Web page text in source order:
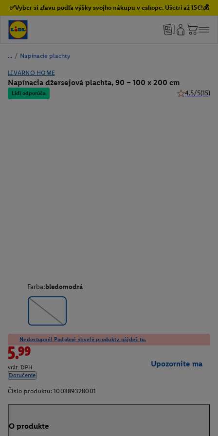
✅Vyber si zľavu podľa výšky svojho nákupu v eshope. Ušetri až 15€!💰
/ Napínacie plachty
LIVARNO HOME
Napínacia džersejová plachta, 90 – 100 x 200 cm
Lidl odporúča 4.5/5(15)
Farba:bledomodrá
Nedostupné! Podobné skvelé produkty nájdeš tu.
5.99
vrát. DPH
Doručenie
Upozornite ma
Číslo produktu: 100389328001
O produkte